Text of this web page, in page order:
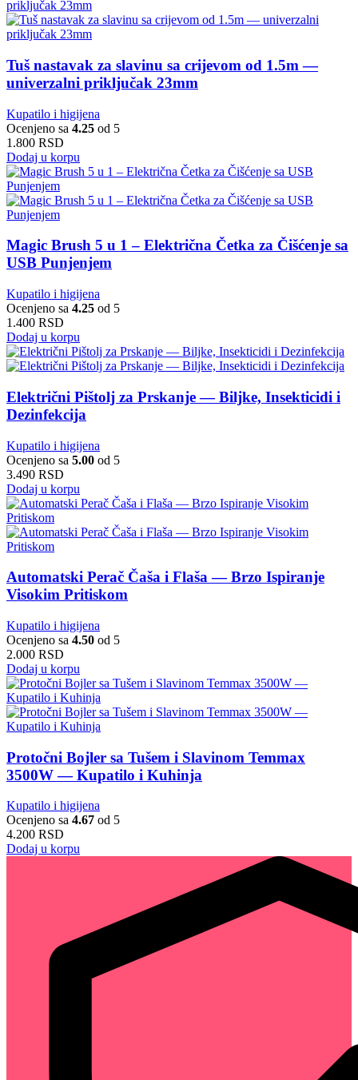
Tuš nastavak za slavinu sa crijevom od 1.5m —
univerzalni priključak 23mm
Kupatilo i higijena
Ocenjeno sa 4.25 od 5
1.800 RSD
Dodaj u korpu
Magic Brush 5 u 1 – Električna Četka za Čišćenje sa
USB Punjenjem
Kupatilo i higijena
Ocenjeno sa 4.25 od 5
1.400 RSD
Dodaj u korpu
Električni Pištolj za Prskanje — Biljke, Insekticidi i
Dezinfekcija
Kupatilo i higijena
Ocenjeno sa 5.00 od 5
3.490 RSD
Dodaj u korpu
Automatski Perač Čaša i Flaša — Brzo Ispiranje
Visokim Pritiskom
Kupatilo i higijena
Ocenjeno sa 4.50 od 5
2.000 RSD
Dodaj u korpu
Protočni Bojler sa Tušem i Slavinom Temmax
3500W — Kupatilo i Kuhinja
Kupatilo i higijena
Ocenjeno sa 4.67 od 5
4.200 RSD
Dodaj u korpu